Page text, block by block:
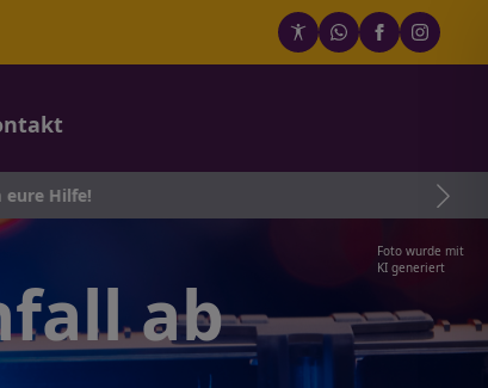
Foto wurde mit
KI generiert
ab